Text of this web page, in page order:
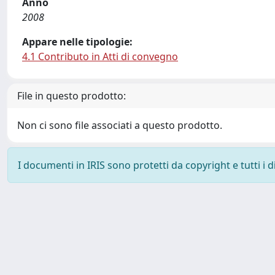
2008
Appare nelle tipologie:
4.1 Contributo in Atti di convegno
File in questo prodotto:
Non ci sono file associati a questo prodotto.
I documenti in IRIS sono protetti da copyright e tutti i